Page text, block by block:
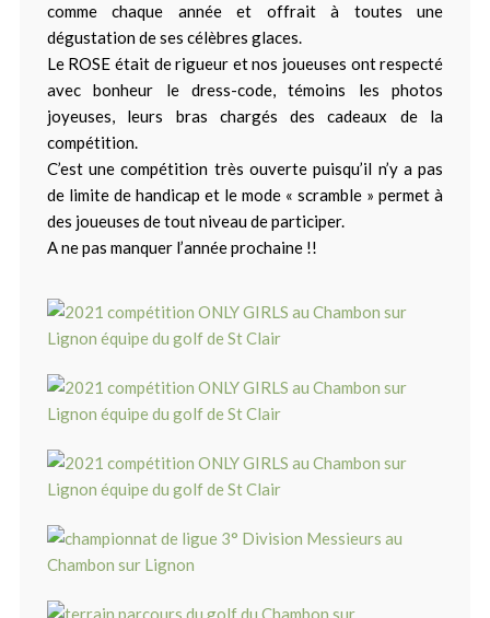
comme chaque année et offrait à toutes une
dégustation de ses célèbres glaces.
Le ROSE était de rigueur et nos joueuses ont respecté
avec bonheur le dress-code, témoins les photos
joyeuses, leurs bras chargés des cadeaux de la
compétition.
C’est une compétition très ouverte puisqu’il n’y a pas
de limite de handicap et le mode « scramble » permet à
des joueuses de tout niveau de participer.
A ne pas manquer l’année prochaine !!